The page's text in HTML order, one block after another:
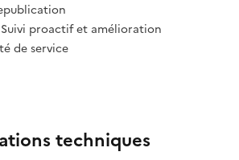
Suivi proactif et amélioration
de service
techniques